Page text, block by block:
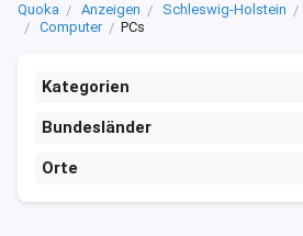
Quoka Anzeigen Schleswig-Holstein
Computer
PCs
Kategorien
Bundesländer
Orte